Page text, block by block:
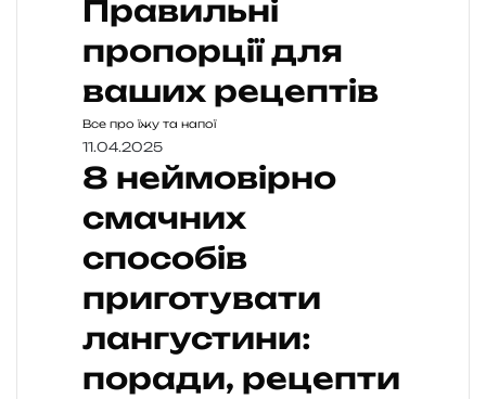
Правильні
пропорції для
ваших рецептів
Все про їжу та напої
11.04.2025
8 неймовірно
смачних
способів
приготувати
лангустини:
поради, рецепти